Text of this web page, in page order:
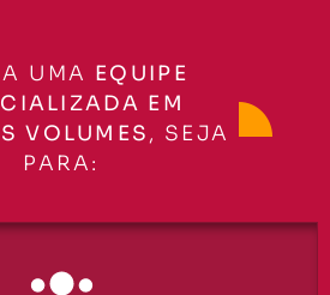
UMA EQUIPE
EM
VOLUMES, SEJA
PARA: